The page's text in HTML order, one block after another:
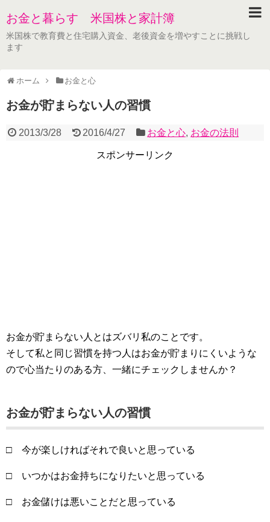
お金と暮らす 米国株と家計簿
米国株で教育費と住宅購入資金、老後資金を増やすことに挑戦し
ます
ホーム お金と心
お金が貯まらない人の習慣
2013/3/28 2016/4/27 お金と心, お金の法則
スポンサーリンク
お金が貯まらない人とはズバリ私のことです。
そして私と同じ習慣を持つ人はお金が貯まりにくいような
ので心当たりのある方、一緒にチェックしませんか？
お金が貯まらない人の習慣
□ 今が楽しければそれで良いと思っている
□ いつかはお金持ちになりたいと思っている
□ お金儲けは悪いことだと思っている